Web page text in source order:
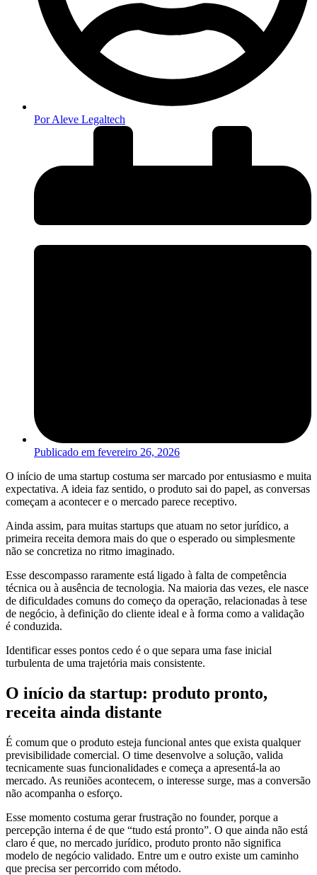
PorAleve Legaltech
Publicado em fevereiro 26, 2026
O início de uma startup costuma ser marcado por entusiasmo e muita
expectativa. A ideia faz sentido, o produto sai do papel, as conversas
começam a acontecer e o mercado parece receptivo.
Ainda assim, para muitas startups que atuam no setor jurídico, a
primeira receita demora mais do que o esperado ou simplesmente
não se concretiza no ritmo imaginado.
Esse descompasso raramente está ligado à falta de competência
técnica ou à ausência de tecnologia. Na maioria das vezes, ele nasce
de dificuldades comuns do começo da operação, relacionadas à tese
de negócio, à definição do cliente ideal e à forma como a validação
é conduzida.
Identificar esses pontos cedo é o que separa uma fase inicial
turbulenta de uma trajetória mais consistente.
O início da startup: produto pronto,
receita ainda distante
É comum que o produto esteja funcional antes que exista qualquer
previsibilidade comercial. O time desenvolve a solução, valida
tecnicamente suas funcionalidades e começa a apresentá-la ao
mercado. As reuniões acontecem, o interesse surge, mas a conversão
não acompanha o esforço.
Esse momento costuma gerar frustração no founder, porque a
percepção interna é de que “tudo está pronto”. O que ainda não está
claro é que, no mercado jurídico, produto pronto não significa
modelo de negócio validado. Entre um e outro existe um caminho
que precisa ser percorrido com método.